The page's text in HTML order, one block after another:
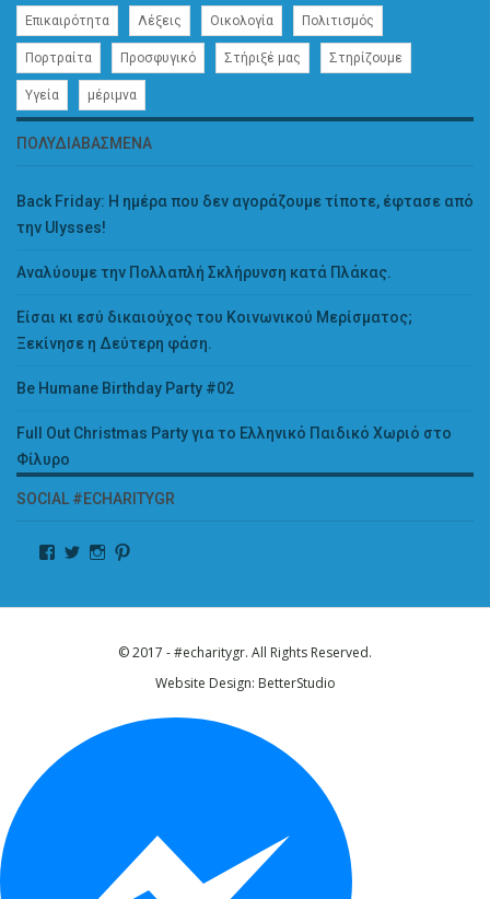
Επικαιρότητα Λέξεις Οικολογία Πολιτισμός
Πορτραίτα Προσφυγικό Στήριξέ μας Στηρίζουμε
Υγεία μέριμνα
ΠΟΛΥΔΙΑΒΑΣΜΈΝΑ
Back Friday: H ημέρα που δεν αγοράζουμε τίποτε, έφτασε από
την Ulysses!
Αναλύουμε την Πολλαπλή Σκλήρυνση κατά Πλάκας.
Είσαι κι εσύ δικαιούχος του Κοινωνικού Μερίσματος;
Ξεκίνησε η Δεύτερη φάση.
Be Humane Birthday Party #02
Full Out Christmas Party για το Ελληνικό Παιδικό Χωριό στο
Φίλυρο
SOCIAL #ECHARITYGR
© 2017 - #echaritygr. All Rights Reserved.
Website Design: BetterStudio